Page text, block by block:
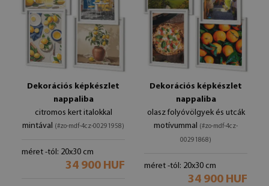
Dekorációs képkészlet
nappaliba
citromos kert italokkal
mintával (#zo-mdf-4cz-00291958)
méret -tól: 20x30 cm
34 900 HUF
Dekorációs képkészlet
nappaliba
olasz folyóvölgyek és utcák
motívummal (#zo-mdf-4cz-
00291868)
méret -tól: 20x30 cm
34 900 HUF